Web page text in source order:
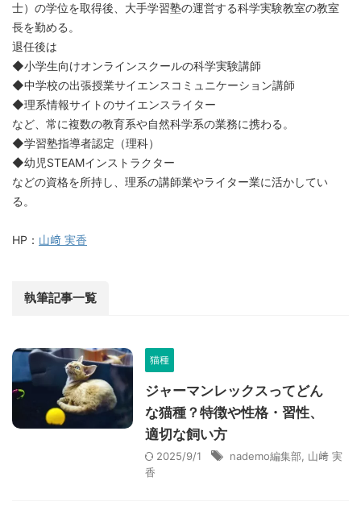
士）の学位を取得後、大手学習塾の運営する科学実験教室の教室
長を勤める。
退任後は
◆小学生向けオンラインスクールの科学実験講師
◆中学校の出張授業サイエンスコミュニケーション講師
◆理系情報サイトのサイエンスライター
など、常に複数の教育系や自然科学系の業務に携わる。
◆学習塾指導者認定（理科）
◆幼児STEAMインストラクター
などの資格を所持し、理系の講師業やライター業に活かしてい
る。
HP： 山﨑 実香
執筆記事一覧
猫種
ジャーマンレックスってどん
な猫種？特徴や性格・習性、
適切な飼い方
2025/9/1 nademo編集部, 山﨑 実
香